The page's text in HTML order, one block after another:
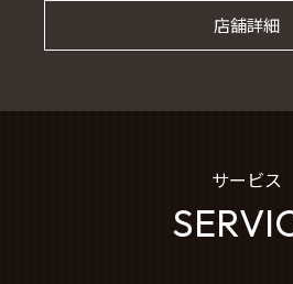
店舗詳細
サービス